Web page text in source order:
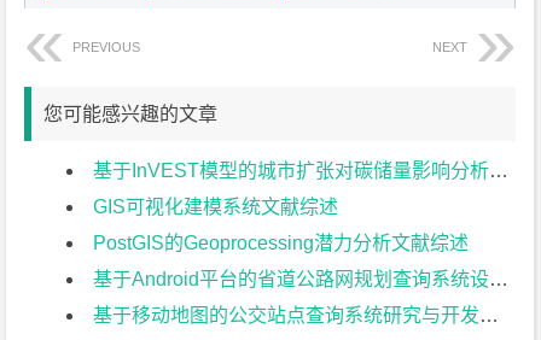
PREVIOUS NEXT
您可能感兴趣的文章
基于InVEST模型的城市扩张对碳储量影响分析文献综述
GIS可视化建模系统文献综述
PostGIS的Geoprocessing潜力分析文献综述
基于Android平台的省道公路网规划查询系统设计与开发文献综述
基于移动地图的公交站点查询系统研究与开发文献综述